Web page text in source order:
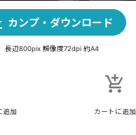
カンプ・ダウンロード
長辺800pix 解像度72dpi 約A4
追加
add_shopping_cart
カートに追加